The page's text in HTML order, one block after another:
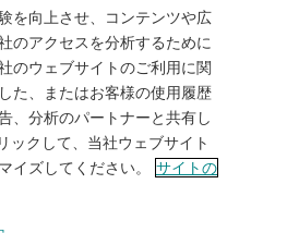
ご利用にあたって
メディアポリシー
情報保護方針
サイトマップ
を向上させ、コンテンツや広
のアクセスを分析するために
のウェブサイトのご利用に関
た、またはお客様の使用履歴
、分析のパートナーと共有し
ックして、当社ウェブサイト
イズしてください。
サイトの